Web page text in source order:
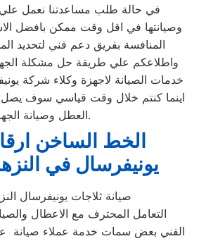
في حالة طلب مساعدتنا نعمل
وصيانتها في اقل وقت ممكن بافضل
المنافسة بفريق دعم فني لتحديد
واطلاعكم علي طريقة حل مشكلة
خدمات الصيانة لاجهزة وكلاء شركة
اينما كنتم خلال وقت قياسي سوف يصل
العطل وصيانة الجهاز.
الخط الساخن
يونيفرسال في
صيانة ثلاجات يونيفرسال
التعامل المحترف مع الاعطال
الفني بعض سمات خدمة عملاء صيانة